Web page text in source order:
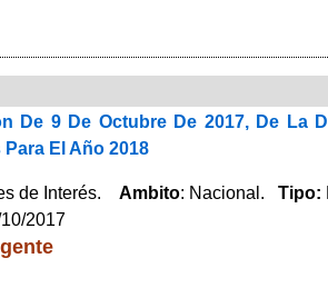
De 9 De Octubre De 2017, De La
Para El Año 2018
de Interés. Ambito: Nacional. Tipo:
2017